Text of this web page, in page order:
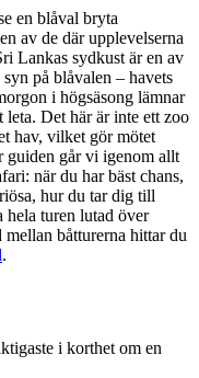
en blåval bryta
av de där upplevelserna
Lankas sydkust är en av
på blåvalen – havets
i högsäsong lämnar
Det här är inte ett zoo
hav, vilket gör mötet
guiden går vi igenom allt
när du har bäst chans,
hur du tar dig till
turen lutad över
båtturerna hittar du
.
i korthet om en